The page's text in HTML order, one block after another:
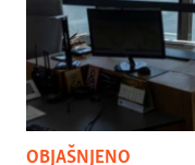
OBJAŠNJENO